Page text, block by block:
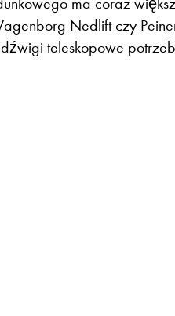
Nedlift czy
teleskopowe